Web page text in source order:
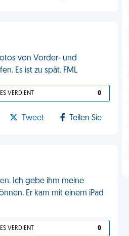
von Vorder- und
Es ist zu spät. FML
VERDIENT 0
Tweet Teilen Sie
Ich gebe ihm meine
Er kam mit einem iPad
VERDIENT 0